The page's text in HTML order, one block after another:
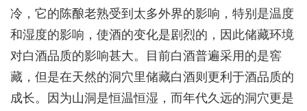
冷，它的陈酿老熟受到太多外界的影响，特别是温度
和湿度的影响，使酒的变化是剧烈的，因此储藏环境
对白酒品质的影响甚大。目前白酒普遍采用的是窖
藏，但是在天然的洞穴里储藏白酒则更利于酒品质的
成长。因为山洞是恒温恒湿，而年代久远的洞穴更是